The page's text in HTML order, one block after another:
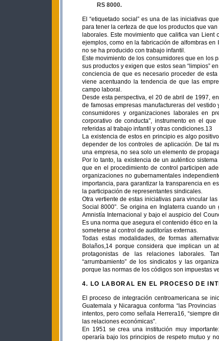
RS 8000.
El “etiquetado social” es una de las iniciativas
para tener la certeza de que los productos que
laborales. Este movimiento que califica van
ejemplos, como en la fabricación de alfombras
no se ha producido con trabajo infantil.
Este movimiento de los consumidores que en los
sus productos y exigen que estos sean “limpios”
conciencia de que es necesario proceder de
viene acentuando la tendencia de que las
campo laboral.
Desde esta perspectiva, el 20 de abril de 1997,
de famosas empresas manufactureras del
consumidores y organizaciones laborales en
corporativo de conducta”, instrumento en el
referidas al trabajo infantil y otras condiciones.13
La existencia de estos en principio es algo
depender de los controles de aplicación. De tal
una empresa, no sea solo un elemento de
Por lo tanto, la existencia de un auténtico
que en el procedimiento de control participen
organizaciones no gubernamentales
importancia, para garantizar la transparencia en
la participación de representantes sindicales.
Otra vertiente de estas iniciativas para vincular
Social 8000”. Se origina en Inglaterra cuando
Amnistía Internacional y bajo el auspicio del
Es una norma que asegura el contenido ético en
someterse al control de auditorías externas.
Todas estas modalidades, de formas
Bolaños,14 porque considera que implican un
protagonistas de las relaciones laborales.
“arrumbamiento” de los sindicatos y las
porque las normas de los códigos son impuestas
4. LO LABORAL EN EL PROCESO DE
El proceso de integración centroamericana se
Guatemala y Nicaragua conforma “las
intentos, pero como señala Herrera16, “siempre
las relaciones económicas”.
En 1951 se crea una institución muy
operaría bajo los principios de respeto mutuo y